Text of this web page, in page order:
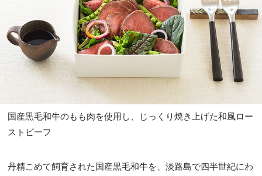
国産黒毛和牛のもも肉を使用し、じっくり焼き上げた和風ロー
ストビーフ
丹精こめて飼育された国産黒毛和牛を、淡路島で四半世紀にわ